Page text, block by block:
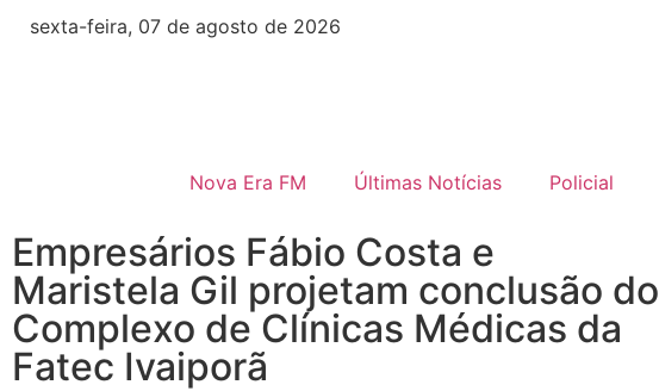
sexta-feira, 07 de agosto de 2026
Nova Era FM Últimas Notícias Policial
Empresários Fábio Costa e
Maristela Gil projetam conclusão do
Complexo de Clínicas Médicas da
Fatec Ivaiporã